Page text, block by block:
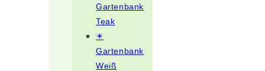
Gartenbank
Teak
☀
Gartenbank
Weiß